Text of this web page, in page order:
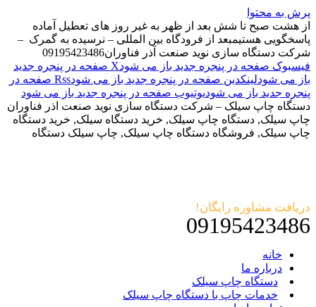
پرش به محتوا
از هشت صبح تا شش بعد از ظهر به غیر روز های تعطیل آماده
پاسخگویی هستیمبعد از فرودگاه بین المللی – نرسیده به گمرک –
شرکت دستگاه سازی نوید صنعت آذر فناوران09195423486
فیسبوک صفحه در پنجره جدید باز می شود
X صفحه در پنجره جدید
باز می شودلینکدین صفحه در پنجره جدید باز می شود
Rss صفحه در
پنجره جدید باز می شودیوتیوب صفحه در پنجره جدید باز می شود
دستگاه چاپ سیلک – شرکت دستگاه سازی نوید صنعت اذر فناوران
چاپ سیلک, دستگاه چاپ سیلک, خرید دستگاه سیلک, خرید دستگاه
چاپ سیلک, فروشگاه دستگاه چاپ سیلک, چاپ سیلک دستگاه
دریافت مشاوره رایگان!
09195423486
خانه
درباره ما
دستگاه چاپ سیلک
خدمات چاپ با دستگاه چاپ سیلک